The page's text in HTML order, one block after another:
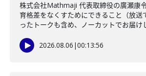
株式会社Mathmaji 代表取締役の廣瀬康
育格差をなくすためにできること（放送
ったトークも含め、ノーカットでお届け
2026.08.06 |00:13:56